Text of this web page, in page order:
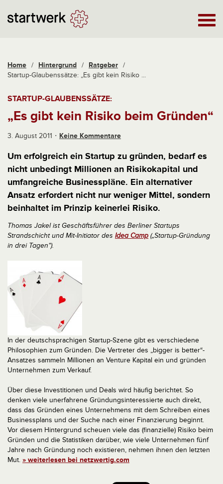
Home / Hintergrund / Ratgeber /
Startup-Glaubenssätze: „Es gibt kein Risiko ...
STARTUP-GLAUBENSSÄTZE:
„Es gibt kein Risiko beim Gründen“
3. August 2011 Keine Kommentare
Um erfolgreich ein Startup zu gründen, bedarf es
nicht unbedingt Millionen an Risikokapital und
umfangreiche Businesspläne. Ein alternativer
Ansatz erfordert nicht nur weniger Mittel, sondern
beinhaltet im Prinzip keinerlei Risiko.
Thomas Jakel ist Geschäftsführer des Berliner Startups
Strandschicht und Mit-Initiator des Idea Camp („Startup-Gründung
in drei Tagen“).
In der deutschsprachigen Startup-Szene gibt es verschiedene
Philosophien zum Gründen. Die Vertreter des „bigger is better“-
Ansatzes sammeln Millionen an Venture Kapital ein und gründen
Unternehmen zum Verkauf.
Über diese Investitionen und Deals wird häufig berichtet. So
denken viele unerfahrene Gründungsinteressierte auch direkt,
dass das Gründen eines Unternehmens mit dem Schreiben eines
Businessplans und der Suche nach einer Finanzierung beginnt.
Vor diesem Hintergrund scheuen viele das (finanzielle) Risiko beim
Gründen und die Statistiken darüber, wie viele Unternehmen fünf
Jahre nach Gründung noch existieren, nehmen ihnen den letzten
Mut. » weiterlesen bei netzwertig.com